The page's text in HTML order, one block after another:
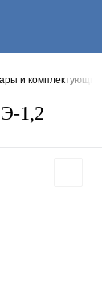
и комплектующие
1,2